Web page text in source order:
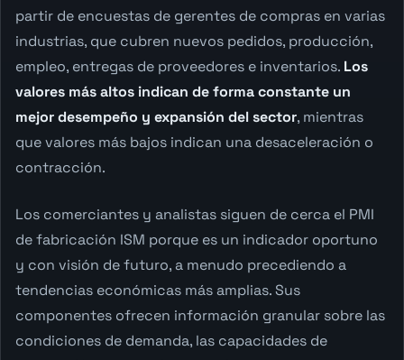
partir de encuestas de gerentes de compras en varias
industrias, que cubren nuevos pedidos, producción,
empleo, entregas de proveedores e inventarios. Los
valores más altos indican de forma constante un
mejor desempeño y expansión del sector, mientras
que valores más bajos indican una desaceleración o
contracción.
Los comerciantes y analistas siguen de cerca el PMI
de fabricación ISM porque es un indicador oportuno
y con visión de futuro, a menudo precediendo a
tendencias económicas más amplias. Sus
componentes ofrecen información granular sobre las
condiciones de demanda, las capacidades de